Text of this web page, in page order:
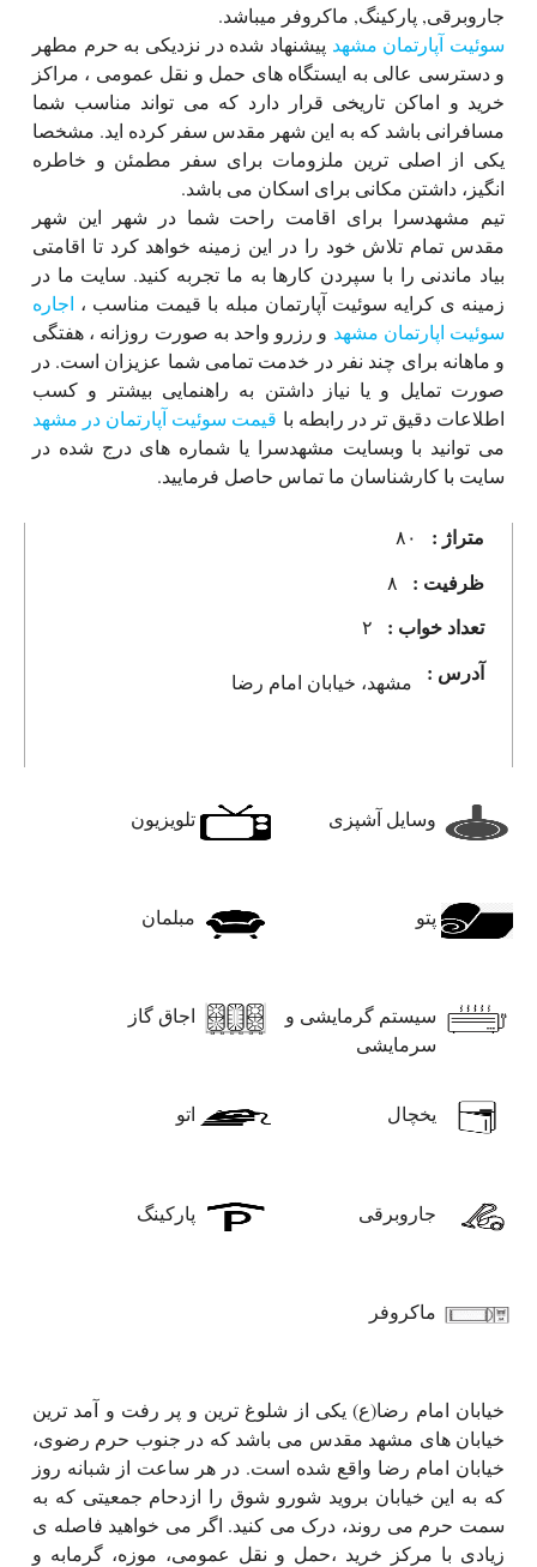
جاروبرقی, پارکینگ, ماکروفر میباشد.
سوئیت آپارتمان مشهد پیشنهاد شده در نزدیکی به حرم مطهر
و دسترسی عالی به ایستگاه های حمل و نقل عمومی ، مراکز
خرید و اماکن تاریخی قرار دارد که می تواند مناسب شما
مسافرانی باشد که به این شهر مقدس سفر کرده اید. مشخصا
یکی از اصلی ترین ملزومات برای سفر مطمئن و خاطره
انگیز، داشتن مکانی برای اسکان می باشد.
تیم مشهدسرا برای اقامت راحت شما در شهر این شهر
مقدس تمام تلاش خود را در این زمینه خواهد کرد تا اقامتی
بیاد ماندنی را با سپردن کارها به ما تجربه کنید. سایت ما در
زمینه ی کرایه سوئیت آپارتمان مبله با قیمت مناسب ، اجاره
سوئیت اپارتمان مشهد و رزرو واحد به صورت روزانه ، هفتگی
و ماهانه برای چند نفر در خدمت تمامی شما عزیزان است. در
صورت تمایل و یا نیاز داشتن به راهنمایی بیشتر و کسب
اطلاعات دقیق تر در رابطه با قیمت سوئیت آپارتمان در مشهد
می توانید با وبسایت مشهدسرا یا شماره های درج شده در
سایت با کارشناسان ما تماس حاصل فرمایید.
متراژ : ۸۰
ظرفیت : ۸
تعداد خواب : ۲
آدرس : مشهد، خیابان امام رضا
وسایل آشپزی تلویزیون
پتو مبلمان
سیستم گرمایشی و
سرمایشی
اجاق گاز
یخچال اتو
جاروبرقی پارکینگ
ماکروفر
خیابان امام رضا(ع) یکی از شلوغ ترین و پر رفت و آمد ترین
خیابان های مشهد مقدس می باشد که در جنوب حرم رضوی،
خیابان امام رضا واقع شده است. در هر ساعت از شبانه روز
که به این خیابان بروید شورو شوق را ازدحام جمعیتی که به
سمت حرم می روند، درک می کنید. اگر می خواهید فاصله ی
زیادی با مرکز خرید ،حمل و نقل عمومی، موزه، گرمابه و